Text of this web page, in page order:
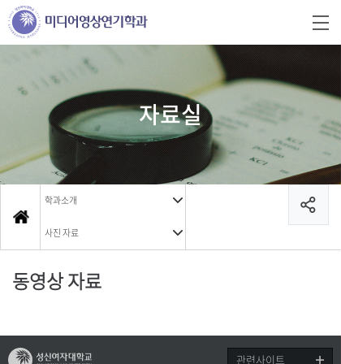
자료실
학과소개
사진 자료
동영상 자료
관련사이트